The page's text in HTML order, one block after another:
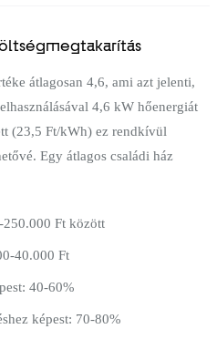
átlagosan 4,6, ami azt jelenti,
4,6 kW hőenergiát
(23,5 Ft/kWh) ez rendkívül
Egy átlagos családi ház
Ft között
40.000 Ft
40-60%
képest: 70-80%